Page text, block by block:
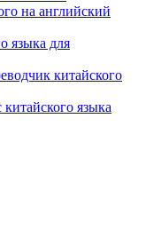
на английский
языка для
китайского
языка